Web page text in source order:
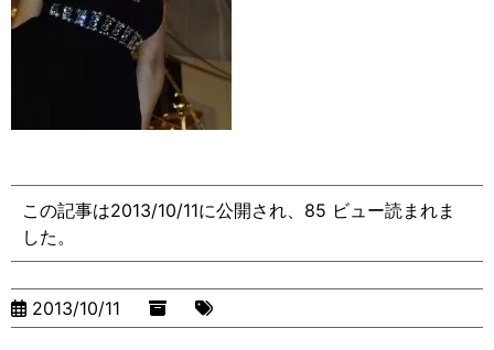
この記事は2013/10/11に公開され、85 ビュー読まれま
した。
2013/10/11